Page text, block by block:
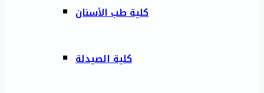
كلية طب الأسنان
كلية الصيدلة